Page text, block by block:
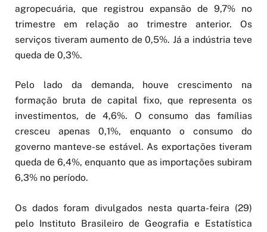
agropecuária, que registrou expansão de 9,7% no
trimestre em relação ao trimestre anterior. Os
serviços tiveram aumento de 0,5%. Já a indústria teve
queda de 0,3%.
Pelo lado da demanda, houve crescimento na
formação bruta de capital fixo, que representa os
investimentos, de 4,6%. O consumo das famílias
cresceu apenas 0,1%, enquanto o consumo do
governo manteve-se estável. As exportações tiveram
queda de 6,4%, enquanto que as importações subiram
6,3% no período.
Os dados foram divulgados nesta quarta-feira (29)
pelo Instituto Brasileiro de Geografia e Estatística